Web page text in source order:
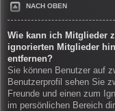
NACH OBEN
Wie kann ich Mitglieder
ignorierten Mitglieder
entfernen?
Sie können Benutzer auf
Benutzerprofil sehen Sie
Freunde und einen zum
im persönlichen Bereich